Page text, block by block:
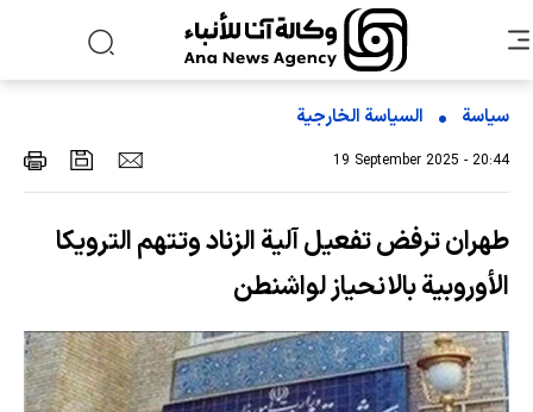
سياسة السیاسة الخارجیة
19 September 2025 - 20:44
طهران ترفض تفعيل آلية الزناد وتتهم الترويكا
الأوروبية بالانحياز لواشنطن